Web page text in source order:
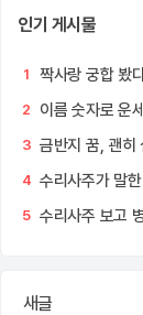
인기 게시물
1 짝사랑 궁합 봤
2 이름 숫자로 운
3 금반지 꿈, 괜히
4 수리사주가 말
5 수리사주 보고
새글